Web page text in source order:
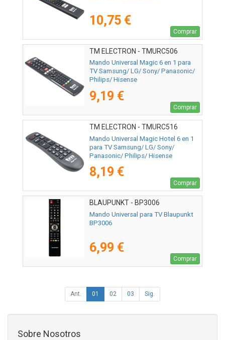
10,75 €
Comprar
TM ELECTRON - TMURC506
Mando Universal Magic 6 en 1 para
TV Samsung/ LG/ Sony/ Panasonic/
Philips/ Hisense
9,19 €
Comprar
TM ELECTRON - TMURC516
Mando Universal Magic Hotel 6 en 1
para TV Samsung/ LG/ Sony/
Panasonic/ Philips/ Hisense
8,19 €
Comprar
BLAUPUNKT - BP3006
Mando Universal para TV Blaupunkt
BP3006
6,99 €
Comprar
Ant. 01 02 03 Sig.
Sobre Nosotros